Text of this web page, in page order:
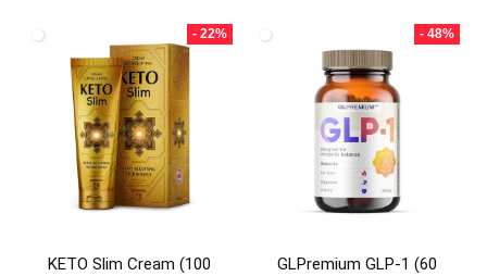
79,95 €.
è:
36,65 €.
79,95 €.
è:
36,65 €.
- 22%
KETO Slim Cream (100
- 48%
GLPremium GLP-1 (60